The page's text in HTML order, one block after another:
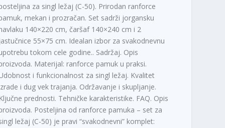
za singl ležaj (C-50). Prirodan ranforce
mekan i prozračan. Set sadrži jorgansku
140×220 cm, čaršaf 140×240 cm i 2
jastučnice 55×75 cm. Idealan izbor za svakodnevnu
tokom cele godine.. Sadržaj. Opis
Materijal: ranforce pamuk u praksi.
i funkcionalnost za singl ležaj. Kvalitet
i dug vek trajanja. Održavanje i skupljanje.
Ključne prednosti. Tehničke karakteristike. FAQ. Opis
Posteljina od ranforce pamuka – set za
ležaj (C-50) je pravi “svakodnevni” komplet: